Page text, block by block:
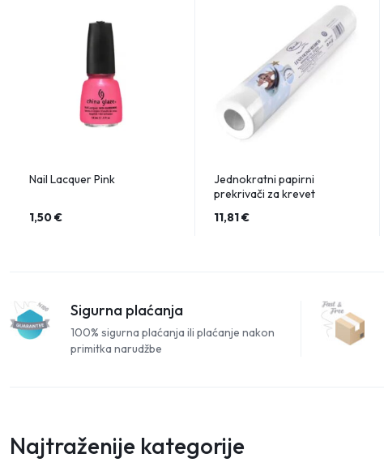
Nail Lacquer Pink
1,50€
Jednokratni papirni
prekrivači za krevet
11,81€
Sigurna plaćanja
100% sigurna plaćanja ili plaćanje nakon
primitka narudžbe
Najtraženije kategorije